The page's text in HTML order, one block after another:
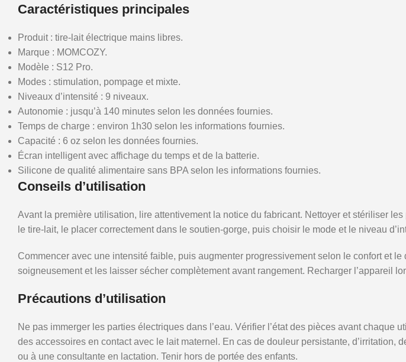
Caractéristiques principales
Produit : tire-lait électrique mains libres.
Marque : MOMCOZY.
Modèle : S12 Pro.
Modes : stimulation, pompage et mixte.
Niveaux d’intensité : 9 niveaux.
Autonomie : jusqu’à 140 minutes selon les données fournies.
Temps de charge : environ 1h30 selon les informations fournies.
Capacité : 6 oz selon les données fournies.
Écran intelligent avec affichage du temps et de la batterie.
Silicone de qualité alimentaire sans BPA selon les informations fournies.
Conseils d’utilisation
Avant la première utilisation, lire attentivement la notice du fabricant. Nettoyer et stériliser
le tire-lait, le placer correctement dans le soutien-gorge, puis choisir le mode et le niveau
Commencer avec une intensité faible, puis augmenter progressivement selon le confort et
soigneusement et les laisser sécher complètement avant rangement. Recharger l’appareil
Précautions d’utilisation
Ne pas immerger les parties électriques dans l’eau. Vérifier l’état des pièces avant
des accessoires en contact avec le lait maternel. En cas de douleur persistante,
ou à une consultante en lactation. Tenir hors de portée des enfants.